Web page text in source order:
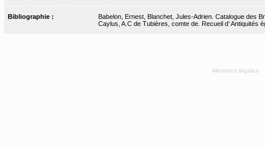
Bibliographie :
Babelon, Ernest, Blanchet, Jules-Adrien. Catalogue des
Caylus, A.C de Tubières, comte de. Recueil d’
Mentions légales